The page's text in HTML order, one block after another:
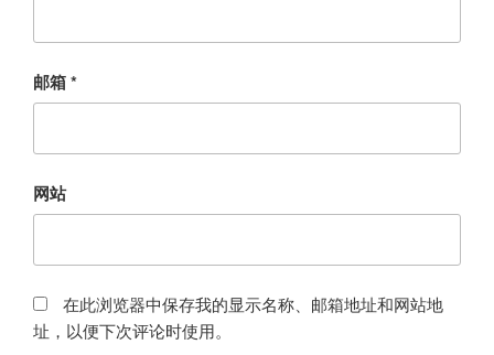
邮箱*
网站
在此浏览器中保存我的显示名称、邮箱地址和网站地
址，以便下次评论时使用。